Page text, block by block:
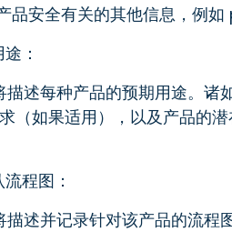
品安全有关的其他信息，例如
：
述每种产品的预期用途。诸
（如果适用），以及产品的
程图：
述并记录针对该产品的流程